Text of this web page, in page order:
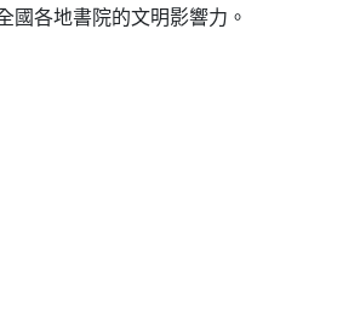
國各地書院的文明影響力。